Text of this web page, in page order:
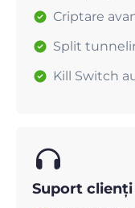
Criptare
Split
Kill Switch
Suport clienți